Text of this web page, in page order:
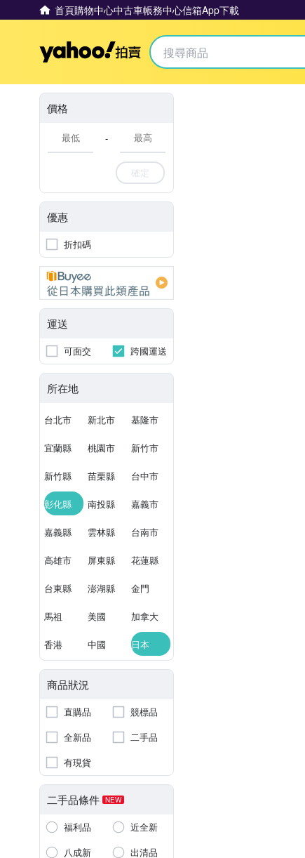
首頁購物中心中古車帳務中心信箱App下載
Yahoo拍賣
價格
-
確定
優惠
折扣碼
運送
可面交 跨國運送
所在地
台北市 新北市 基隆市
宜蘭縣 桃園市 新竹市
新竹縣 苗栗縣 台中市
彰化縣 南投縣 嘉義市
嘉義縣 雲林縣 台南市
高雄市 屏東縣 花蓮縣
台東縣 澎湖縣 金門
馬祖 美國 加拿大
香港 中國 日本
商品狀況
直購品
競標品
全新品
二手品
有現貨
二手品條件 NEW
福利品
近全新
八成新
出清品